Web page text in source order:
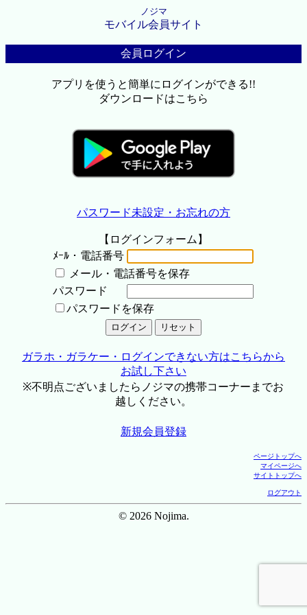
ノジマ
モバイル会員サイト
会員ログイン
アプリを使うと簡単にログインができる!!
ダウンロードはこちら
パスワード未設定・お忘れの方
【ログインフォーム】
ﾒｰﾙ・電話番号
メール・電話番号を保存
パスワード
パスワードを保存
ガラホ・ガラケー・ログインできない方はこちらから
お試し下さい
※不明点ございましたらノジマの携帯コーナーまでお
越しください。
新規会員登録
ページトップへ
マイページへ
サイトトップへ
ログアウト
© 2026 Nojima.